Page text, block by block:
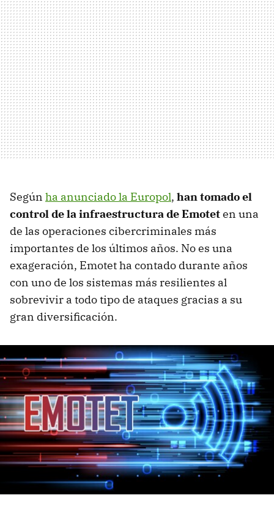
Según ha anunciado la Europol, han tomado el
control de la infraestructura de Emoteten una
de las operaciones cibercriminales más
importantes de los últimos años. No es una
exageración, Emotet ha contado durante años
con uno de los sistemas más resilientes al
sobrevivir a todo tipo de ataques gracias a su
gran diversificación.